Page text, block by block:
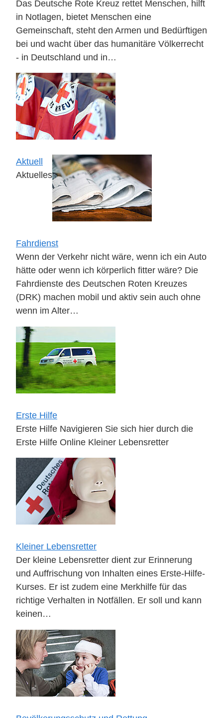
Das Deutsche Rote Kreuz rettet Menschen, hilft
in Notlagen, bietet Menschen eine
Gemeinschaft, steht den Armen und Bedürftigen
bei und wacht über das humanitäre Völkerrecht
- in Deutschland und in…
Aktuell
Aktuelles
Fahrdienst
Wenn der Verkehr nicht wäre, wenn ich ein Auto
hätte oder wenn ich körperlich fitter wäre? Die
Fahrdienste des Deutschen Roten Kreuzes
(DRK) machen mobil und aktiv sein auch ohne
wenn im Alter…
Erste Hilfe
Erste Hilfe Navigieren Sie sich hier durch die
Erste Hilfe Online Kleiner Lebensretter
Kleiner Lebensretter
Der kleine Lebensretter dient zur Erinnerung
und Auffrischung von Inhalten eines Erste-Hilfe-
Kurses. Er ist zudem eine Merkhilfe für das
richtige Verhalten in Notfällen. Er soll und kann
keinen…